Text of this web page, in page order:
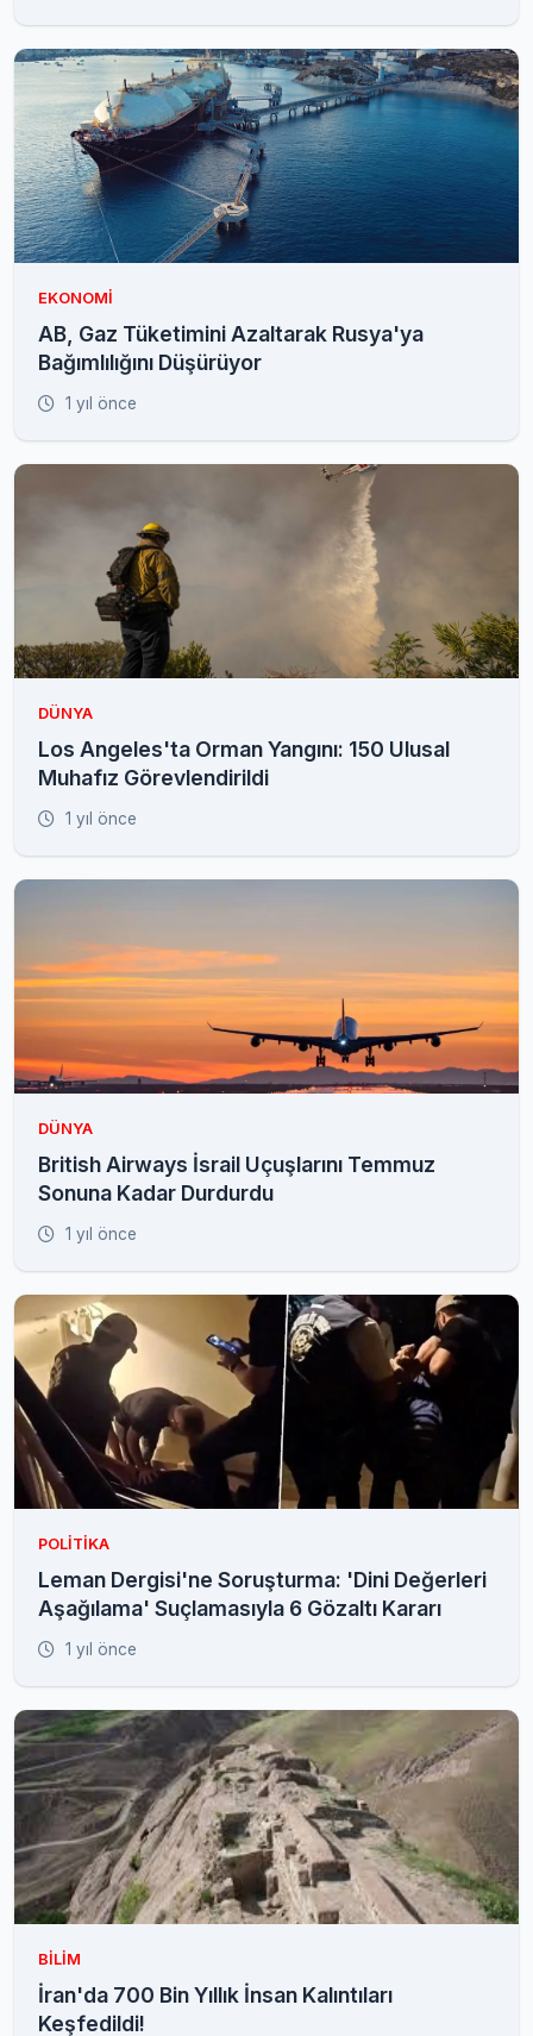
EKONOMI
AB, Gaz Tüketimini Azaltarak Rusya'ya
Bağımlılığını Düşürüyor
1 yıl önce
DÜNYA
Los Angeles'ta Orman Yangını: 150 Ulusal
Muhafız Görevlendirildi
1 yıl önce
DÜNYA
British Airways İsrail Uçuşlarını Temmuz
Sonuna Kadar Durdurdu
1 yıl önce
POLITIKA
Leman Dergisi'ne Soruşturma: 'Dini Değerleri
Aşağılama' Suçlamasıyla 6 Gözaltı Kararı
1 yıl önce
BILIM
İran'da 700 Bin Yıllık İnsan Kalıntıları
Keşfedildi!